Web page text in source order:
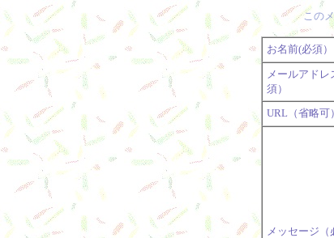
この
お名前(必須）
メールアドレ
須）
URL（省略可）
メッセージ（